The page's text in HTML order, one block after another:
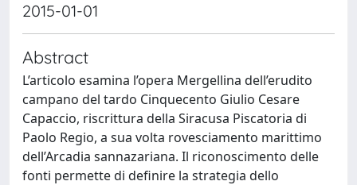
2015-01-01
Abstract
L’articolo esamina l’opera Mergellina dell’erudito
campano del tardo Cinquecento Giulio Cesare
Capaccio, riscrittura della Siracusa Piscatoria di
Paolo Regio, a sua volta rovesciamento marittimo
dell’Arcadia sannazariana. Il riconoscimento delle
fonti permette di definire la strategia dello